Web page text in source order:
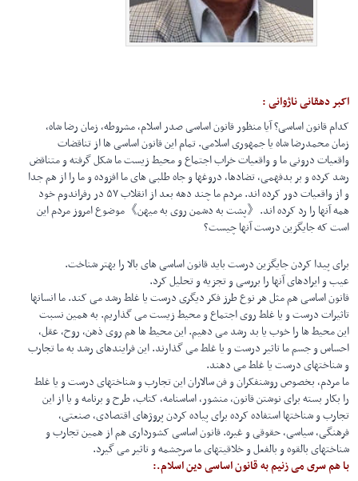
اکبر دهقانی ناژوانی :
کدام قانون اساسی؟ آیا منظور قانون اساسی صدر اسلام، مشروطه، زمان رضا شاه،
زمان محمدرضا شاه یا جمهوری اسلامی. تمام این قانون اساسی ها از تناقضات
واقعیات درونی ما و واقعیات خراب اجتماع و محیط زیست ما شکل گرفته و متناقض
رشد کرده و بر بدفهمی، تضادها، دروغها و جاه طلبی های ما افزوده و ما را از هم جدا
و از واقعیات دور کرده اند. مردم ما چند دهه بعد از انقلاب ۵۷ در رفراندوم خود
همه آنها را رد کرده اند.《پشت به دشمن روی به میهن》موضوع امروز مردم این
است که جایگزین درست آنها چیست؟
برای پیدا کردن جایگزین درست باید قانون اساسی های بالا را بهتر شناخت.
عیب و ایرادهای آنها را بررسی و تجزیه و تحلیل کرد.
قانون اساسی هم مثل هر نوع طرز فکر دیگری درست یا غلط رشد می کند. ما انسانها
تاثیرات درست و یا غلط روی اجتماع و محیط زیست می گذاریم. به همین نسبت
این محیط ها را خوب یا بد رشد می دهیم. این محیط ها هم روی ذهن، روح، عقل،
احساس و جسم ما تاثیر درست و یا غلط می گذارند. این فرایندهای رشد به ما تجارب
و شناختهای درست یا غلط می دهند.
ما مردم، بخصوص روشنفکران و فن سالاران این تجارب و شناختهای درست و یا غلط
را بکار بسته برای نوشتن قانون، منشور، اساسنامه، کتاب، طرح و برنامه و یا از این
تجارب و شناختها استفاده کرده برای پیاده کردن پروژهای اقتصادی، صنعتی،
فرهنگی، سیاسی، حقوقی و غیره. قانون اساسی کشورداری هم از همین تجارب و
شناختهای بالقوه و بالفعل و خلاقیتهای ما سرچشمه و تاثیر می گیرد.
با هم سری می زنیم به قانون اساسی دین اسلام.: